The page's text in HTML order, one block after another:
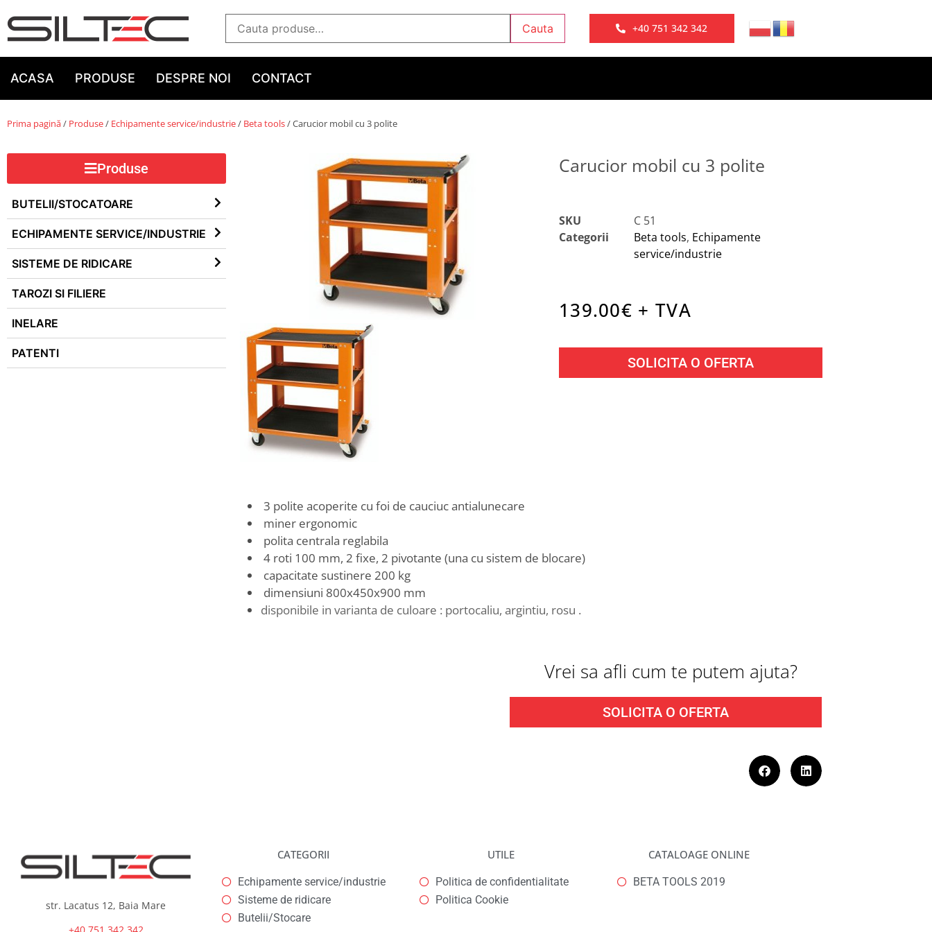
Cauta +40 751 342 342
ACASA PRODUSE DESPRE NOI CONTACT
Prima pagină/ Produse/ Echipamente service/industrie/ Beta tools/ Carucior mobil cu 3 polite
Produse
BUTELII/STOCATOARE
ECHIPAMENTE SERVICE/INDUSTRIE
SISTEME DE RIDICARE
TAROZI SI FILIERE
INELARE
PATENTI
Carucior mobil cu 3 polite
SKU
C 51
Categorii
Beta tools, Echipamente
service/industrie
139.00€ + TVA
SOLICITA O OFERTA
3 polite acoperite cu foi de cauciuc antialunecare
miner ergonomic
polita centrala reglabila
4 roti 100 mm, 2 fixe, 2 pivotante (una cu sistem de blocare)
capacitate sustinere 200 kg
dimensiuni 800x450x900 mm
disponibile in varianta de culoare : portocaliu, argintiu, rosu .
Vrei sa afli cum te putem ajuta?
SOLICITA O OFERTA
str. Lacatus 12, Baia Mare
CATEGORII
Echipamente service/industrie
Sisteme de ridicare
Butelii/Stocare
UTILE
Politica de confidentialitate
Politica Cookie
CATALOAGE ONLINE
BETA TOOLS 2019